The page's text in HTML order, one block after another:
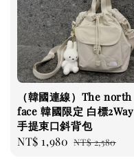
（韓國連線）The north
face 韓國限定 白標2Way
手提束口斜背包
Sale
NT$ 1,980 Regular
NT$ 2,580